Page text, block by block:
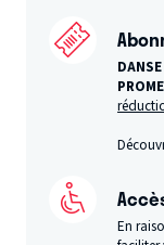
En